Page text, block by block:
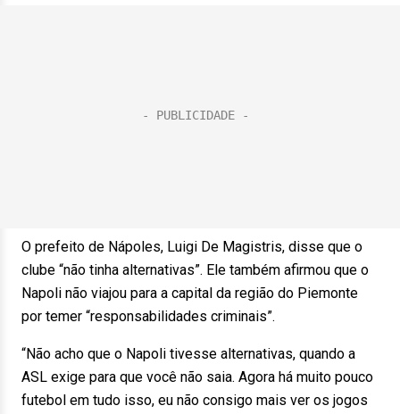
O prefeito de Nápoles, Luigi De Magistris, disse que o
clube “não tinha alternativas”. Ele também afirmou que o
Napoli não viajou para a capital da região do Piemonte
por temer “responsabilidades criminais”.
“Não acho que o Napoli tivesse alternativas, quando a
ASL exige para que você não saia. Agora há muito pouco
futebol em tudo isso, eu não consigo mais ver os jogos